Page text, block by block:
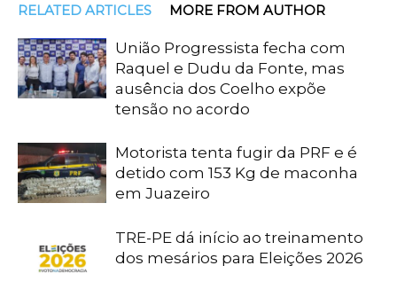
RELATED ARTICLES MORE FROM AUTHOR
União Progressista fecha com
Raquel e Dudu da Fonte, mas
ausência dos Coelho expõe
tensão no acordo
Motorista tenta fugir da PRF e é
detido com 153 Kg de maconha
em Juazeiro
TRE-PE dá início ao treinamento
dos mesários para Eleições 2026